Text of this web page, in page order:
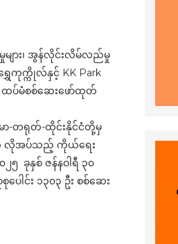
များ၊ အွန်လိုင်းလိမ်လည်မှု
ေကုက္ကိုလ်နှင့် KK Park
ထပ်မံစစ်ဆေးဖော်ထုတ်
မာ-တရုတ်-ထိုင်းနိုင်ငံတို့မှ
းက လိုအပ်သည့် ကိုယ်ရေး
၅ ခုနှစ် ဇန်နဝါရီ ၃၀
ါင်း ၁၃၀၃ ဦး စစ်ဆေး